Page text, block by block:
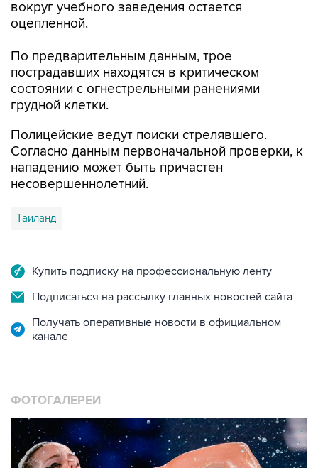
вокруг учебного заведения остается
оцепленной.
По предварительным данным, трое
пострадавших находятся в критическом
состоянии с огнестрельными ранениями
грудной клетки.
Полицейские ведут поиски стрелявшего.
Согласно данным первоначальной проверки, к
нападению может быть причастен
несовершеннолетний.
Таиланд
Купить подписку на профессиональную ленту
Подписаться на рассылку главных новостей сайта
Получать оперативные новости в официальном
канале
ФОТОГАЛЕРЕИ